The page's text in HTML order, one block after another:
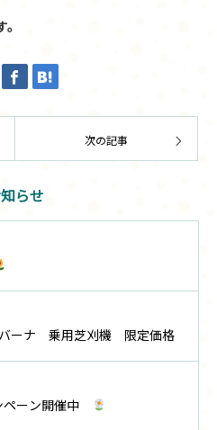
次の記事
らせ
ーナ 乗用芝刈機 限定価格
ーン開催中